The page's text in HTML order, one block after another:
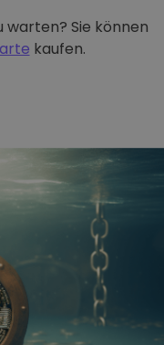
warten? Sie können
kaufen.